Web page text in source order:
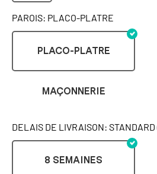
PAROIS: PLACO-PLATRE
PLACO-PLATRE
MAÇONNERIE
DELAIS DE LIVRAISON:
8 SEMAINES